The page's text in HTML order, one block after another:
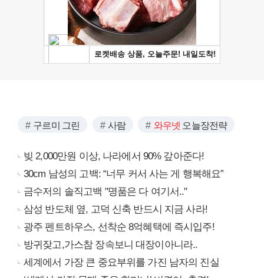
구르미 그린 사람 와우넷 오늘장전략
빚 2,000만원 이상, 나라에서 90% 갚아준다!
30cm 남성의 고백: “너무 커서 사는 게 행복해요”
금수저의 솔직고백 "명품은 다 여기서.."
삼성 반도체 옆, 고덕 신축 반드시 지금 사라!
광주 펜트하우스, 선착순 8억혜택에 즉시입주!
방귀잦고,가스참 장속보니 대장이아니라..
세계에서 가장 큰 중요부위를 가진 남자의 진실